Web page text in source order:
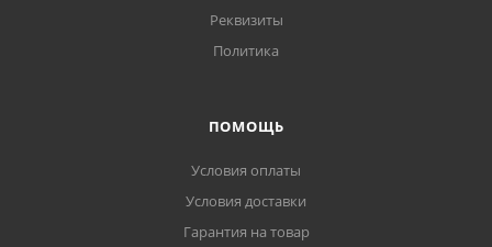
Реквизиты
Политика
ПОМОЩЬ
Условия оплаты
Условия доставки
Гарантия на товар